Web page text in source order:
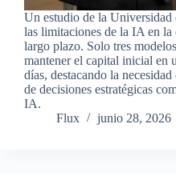
Un estudio de la Universidad
las limitaciones de la IA en la
largo plazo. Solo tres
mantener el capital inicial en
días, destacando la
de decisiones estratégicas
IA.
Flux
junio 28, 2026